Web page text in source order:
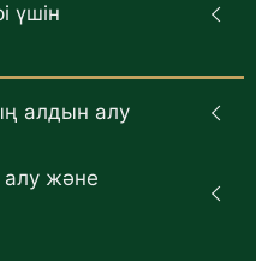
үшін
алдын алу
және